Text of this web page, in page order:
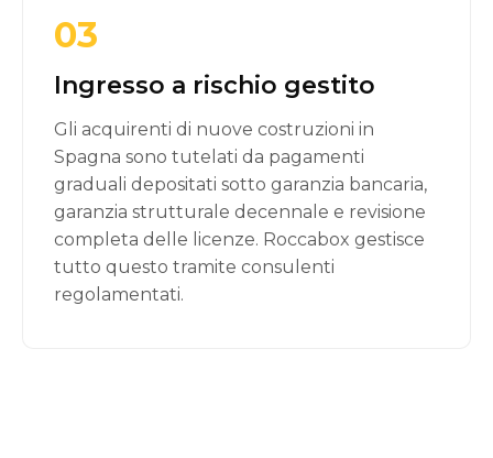
03
Ingresso a rischio gestito
Gli acquirenti di nuove costruzioni in
Spagna sono tutelati da pagamenti
graduali depositati sotto garanzia bancaria,
garanzia strutturale decennale e revisione
completa delle licenze. Roccabox gestisce
tutto questo tramite consulenti
regolamentati.